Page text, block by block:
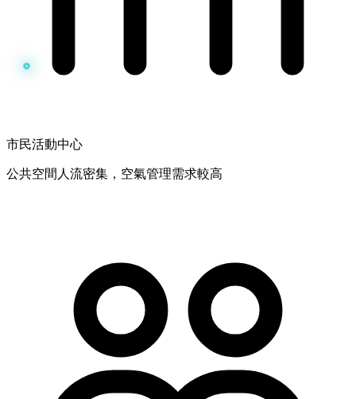
市民活動中心
公共空間人流密集，空氣管理需求較高